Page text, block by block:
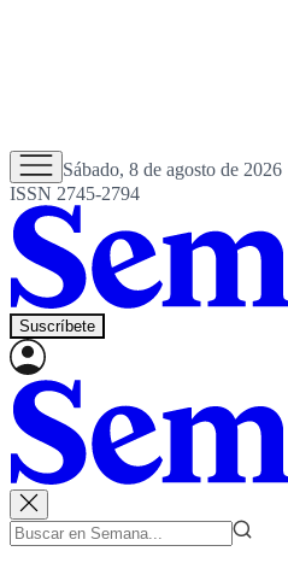
Sábado, 8 de agosto de 2026
ISSN 2745-2794
Suscríbete